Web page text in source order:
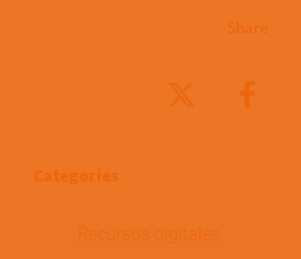
Categories
Recursos digitales